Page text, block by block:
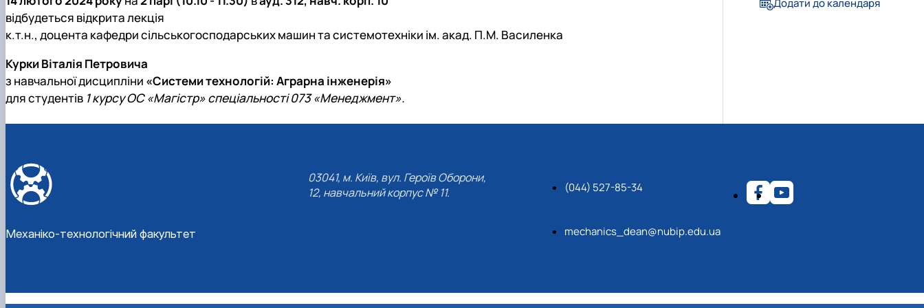
Матеріально-технічна база факультету
Скринька довіри
відбудеться відкрита лекція
к.т.н., доцента кафедри сільськогосподарських машин та системотехніки ім. акад. П.М. Василенка
Курки Віталія Петровича
з навчальної дисципліни «Системи технологій: Аграрна інженерія»
для студентів 1 курсу ОС «Магістр» спеціальності 073 «Менеджмент».
Додати до календаря
Механіко-технологічний факультет
03041, м. Київ, вул. Героїв Оборони,
12, навчальний корпус № 11.
(044) 527-85-34
mechanics_dean@nubip.edu.ua